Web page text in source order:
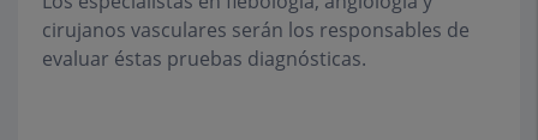
cirujanos vasculares serán los responsables de
evaluar éstas pruebas diagnósticas.